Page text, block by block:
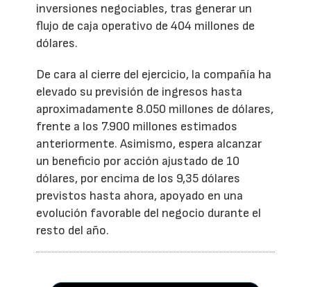
inversiones negociables, tras generar un
flujo de caja operativo de 404 millones de
dólares.
De cara al cierre del ejercicio, la compañía ha
elevado su previsión de ingresos hasta
aproximadamente 8.050 millones de dólares,
frente a los 7.900 millones estimados
anteriormente. Asimismo, espera alcanzar
un beneficio por acción ajustado de 10
dólares, por encima de los 9,35 dólares
previstos hasta ahora, apoyado en una
evolución favorable del negocio durante el
resto del año.